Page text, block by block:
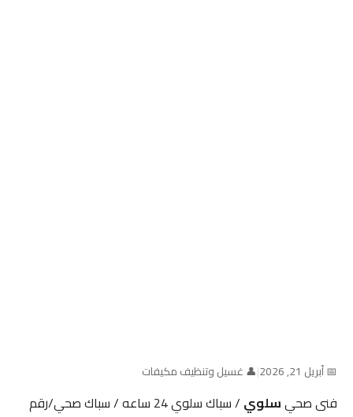
📅 أبريل 21, 2026 |👤 غسيل وتنظيف مكيفات
فنى صحيسلوي
/ سباك سلوي 24 ساعه / سباك صحي/رقم